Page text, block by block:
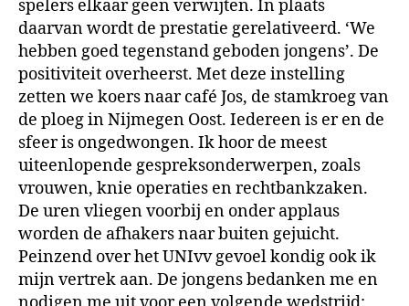
spelers elkaar geen verwijten. In plaats
daarvan wordt de prestatie gerelativeerd. ‘We
hebben goed tegenstand geboden jongens’. De
positiviteit overheerst. Met deze instelling
zetten we koers naar café Jos, de stamkroeg van
de ploeg in Nijmegen Oost. Iedereen is er en de
sfeer is ongedwongen. Ik hoor de meest
uiteenlopende gespreksonderwerpen, zoals
vrouwen, knie operaties en rechtbankzaken.
De uren vliegen voorbij en onder applaus
worden de afhakers naar buiten gejuicht.
Peinzend over het UNIvv gevoel kondig ook ik
mijn vertrek aan. De jongens bedanken me en